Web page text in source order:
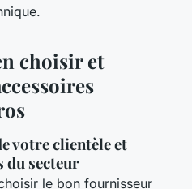
choisir et
votre clientèle et
du secteur
le bon fournisseur